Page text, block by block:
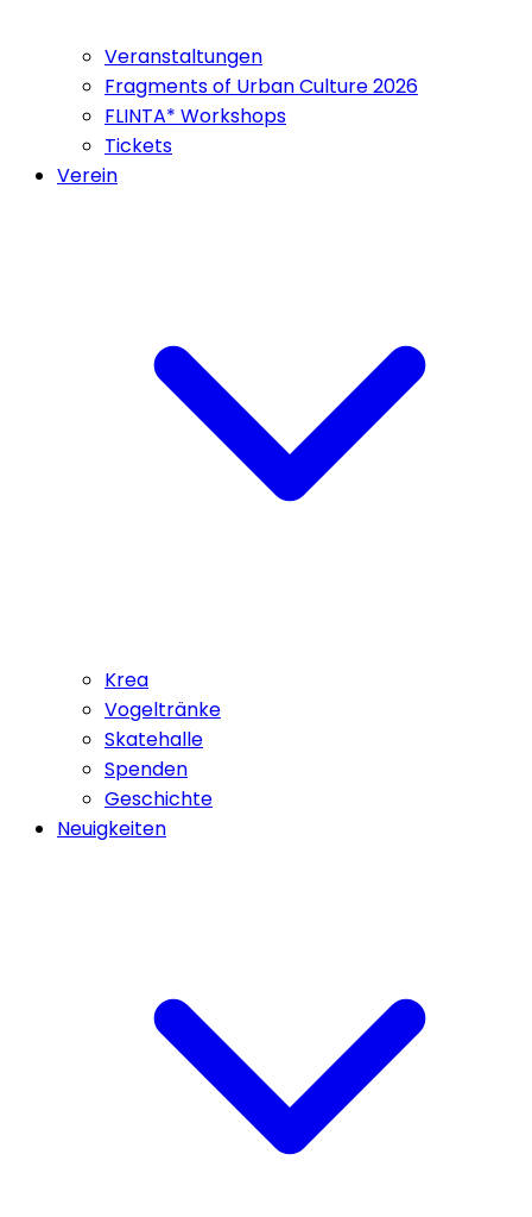
Veranstaltungen
Fragments of Urban Culture 2026
FLINTA* Workshops
Tickets
Verein
Krea
Vogeltränke
Skatehalle
Spenden
Geschichte
Neuigkeiten